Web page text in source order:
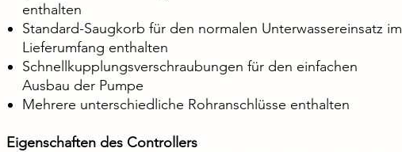
enthalten
Standard-Saugkorb für den normalen Unterwassereinsatz im
Lieferumfang enthalten
Schnellkupplungsverschraubungen für den einfachen
Ausbau der Pumpe
Mehrere unterschiedliche Rohranschlüsse enthalten
Eigenschaften des Controllers